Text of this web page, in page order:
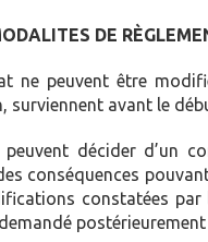
DE
ne peuvent être
surviennent avant le
peuvent décider d’un
conséquences
constatées